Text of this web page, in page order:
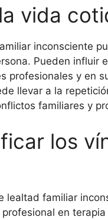
vida
inconsciente
Pueden influir
profesionales y en
llevar a la
familiares y
los
lealtad familiar
en